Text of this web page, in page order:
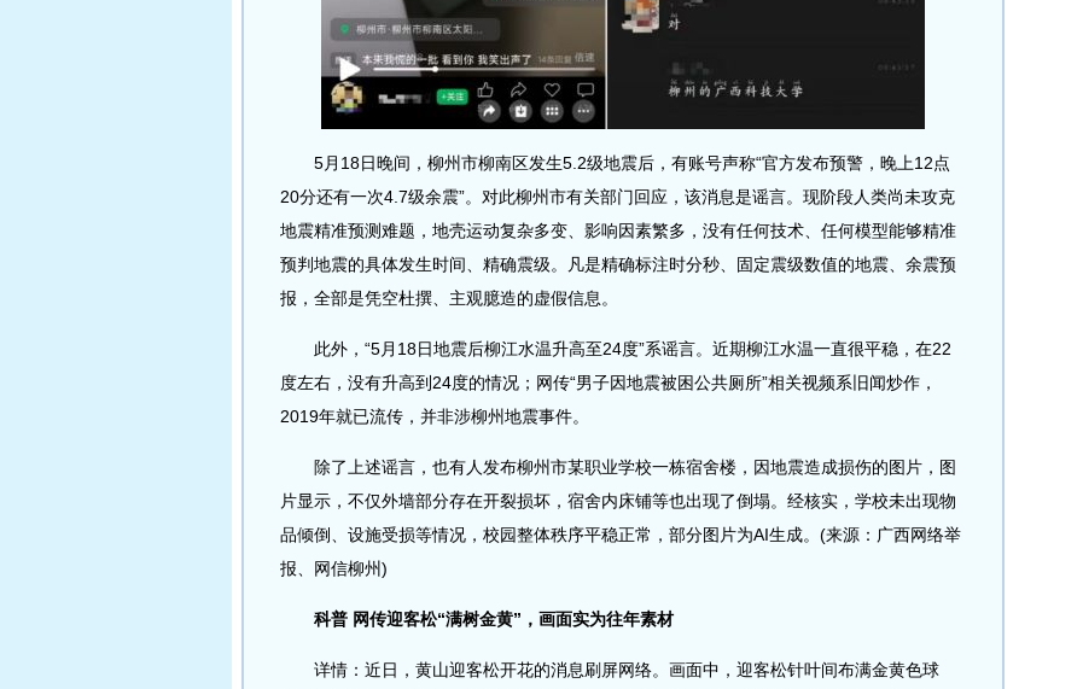
5月18日晚间，柳州市柳南区发生5.2级地震后，有账号声称“官方发布预警，晚上12点
20分还有一次4.7级余震”。对此柳州市有关部门回应，该消息是谣言。现阶段人类尚未攻克
地震精准预测难题，地壳运动复杂多变、影响因素繁多，没有任何技术、任何模型能够精准
预判地震的具体发生时间、精确震级。凡是精确标注时分秒、固定震级数值的地震、余震预
报，全部是凭空杜撰、主观臆造的虚假信息。
此外，“5月18日地震后柳江水温升高至24度”系谣言。近期柳江水温一直很平稳，在22
度左右，没有升高到24度的情况；网传“男子因地震被困公共厕所”相关视频系旧闻炒作，
2019年就已流传，并非涉柳州地震事件。
除了上述谣言，也有人发布柳州市某职业学校一栋宿舍楼，因地震造成损伤的图片，图
片显示，不仅外墙部分存在开裂损坏，宿舍内床铺等也出现了倒塌。经核实，学校未出现物
品倾倒、设施受损等情况，校园整体秩序平稳正常，部分图片为AI生成。(来源：广西网络举
报、网信柳州)
科普 网传迎客松“满树金黄”，画面实为往年素材
详情：近日，黄山迎客松开花的消息刷屏网络。画面中，迎客松针叶间布满金黄色球